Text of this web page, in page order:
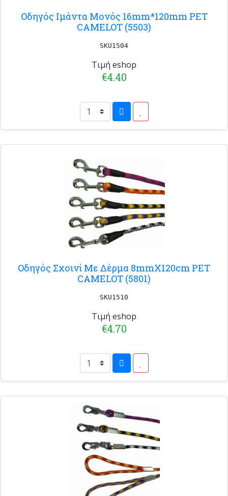
Οδηγός Ιμάντα Μονός 16mm*120mm PET
CAMELOT (5503)
SKU1504
Τιμή eshop
€4.40
Οδηγός Σχοινί Με Δέρμα 8mmX120cm PET
CAMELOT (5801)
SKU1510
Τιμή eshop
€4.70